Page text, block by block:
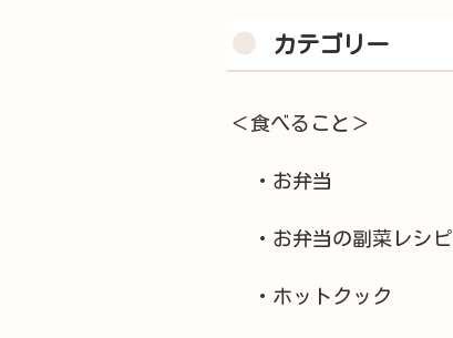
カテゴリー
＜食べること＞
・お弁当
・お弁当の副菜レシピ
・ホットクック